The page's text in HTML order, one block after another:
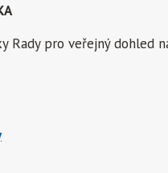
Rady pro veřejný dohled